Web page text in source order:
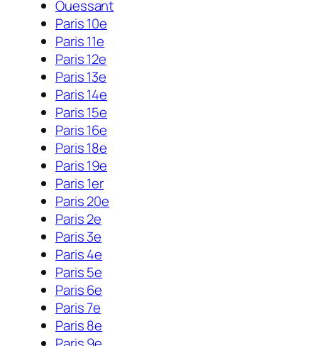
Ouessant
Paris 10e
Paris 11e
Paris 12e
Paris 13e
Paris 14e
Paris 15e
Paris 16e
Paris 18e
Paris 19e
Paris 1er
Paris 20e
Paris 2e
Paris 3e
Paris 4e
Paris 5e
Paris 6e
Paris 7e
Paris 8e